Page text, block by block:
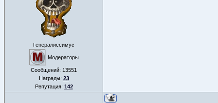
Генералиссимус
Модераторы
Сообщений: 13551
Награды: 23
Репутация: 142